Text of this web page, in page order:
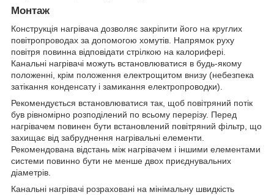
Монтаж
Конструкція нагрівача дозволяє закріпити його на круглих
повітропроводах за допомогою хомутів. Напрямок руху
повітря повинна відповідати стрілкою на калорифері.
Канальні нагрівачі можуть встановлюватися в будь-якому
положенні, крім положення електрощитом внизу (небезпека
затікання конденсату і замикання електропроводки).
Рекомендується встановлюватися так, щоб повітряний потік
був рівномірно розподілений по всьому перерізу. Перед
нагрівачем повинен бути встановлений повітряний фільтр, що
захищає від забруднення нагрівальні елементи.
Рекомендована відстань між нагрівачем і іншими елементами
системи повинно бути не менше двох приєднувальних
діаметрів.
Канальні нагрівачі розраховані на мінімальну швидкість